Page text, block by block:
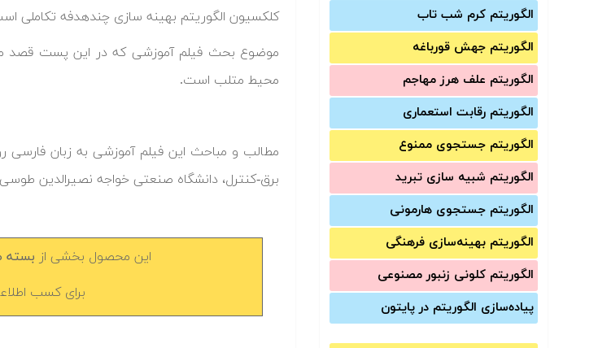
الگوریتم کرم شب تاب
الگوریتم جهش قورباغه
الگوریتم علف هرز مهاجم
الگوریتم رقابت استعماری
الگوریتم جستجوی ممنوع
الگوریتم شبیه سازی تبرید
الگوریتم جستجوی هارمونی
الگوریتم بهینه‌سازی فرهنگی
الگوریتم کلونی زنبور مصنوعی
پیاده‌سازی الگوریتم در پایتون
کلکسیون الگوریتم بهینه سازی چندهدفه تکاملی
محیط متلب است.
مطالب و مباحث این فیلم آموزشی به زبان
برق-کنترل، دانشگاه صنعتی خواجه نصیرالدین
این محصول بخشی از بسته
برای کسب